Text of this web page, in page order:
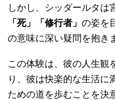
しかし、シッダールタは
「死」「修行者」 の姿を
の意味に深い疑問を抱き
この体験は、彼の人生観
り、彼は快楽的な生活に
ための道を歩むことを決